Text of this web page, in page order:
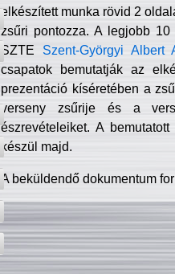
elkészített munka rövid 2
zsűri pontozza. A legjobb
SZTE Szent-Györgyi Albert
csapatok bemutatják az
prezentáció kíséretében a
verseny zsűrije és a
észrevételeiket. A
készül majd.
A beküldendő dokumentum